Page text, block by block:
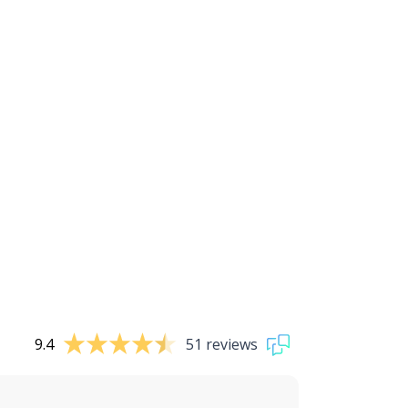
9.4 51 reviews